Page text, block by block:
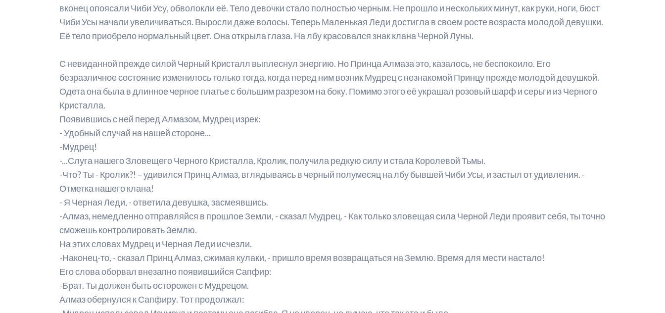
вконец опоясали Чиби Усу, обволокли её. Тело девочки стало полностью черным. Не прошло и нескольких минут, как руки, ноги, бюст
Чиби Усы начали увеличиваться. Выросли даже волосы. Теперь Маленькая Леди достигла в своем росте возраста молодой девушки.
Её тело приобрело нормальный цвет. Она открыла глаза. На лбу красовался знак клана Черной Луны.
С невиданной прежде силой Черный Кристалл выплеснул энергию. Но Принца Алмаза это, казалось, не беспокоило. Его
безразличное состояние изменилось только тогда, когда перед ним возник Мудрец с незнакомой Принцу прежде молодой девушкой.
Одета она была в длинное черное платье с большим разрезом на боку. Помимо этого её украшал розовый шарф и серьги из Черного
Кристалла.
Появившись с ней перед Алмазом, Мудрец изрек:
- Удобный случай на нашей стороне...
-Мудрец!
-...Слуга нашего Зловещего Черного Кристалла, Кролик, получила редкую силу и стала Королевой Тьмы.
-Что? Ты - Кролик?! – удивился Принц Алмаз, вглядываясь в черный полумесяц на лбу бывшей Чиби Усы, и застыл от удивления. -
Отметка нашего клана!
- Я Черная Леди, - ответила девушка, засмеявшись.
-Алмаз, немедленно отправляйся в прошлое Земли, - сказал Мудрец. - Как только зловещая сила Черной Леди проявит себя, ты точно
сможешь контролировать Землю.
На этих словах Мудрец и Черная Леди исчезли.
-Наконец-то, - сказал Принц Алмаз, сжимая кулаки, - пришло время возвращаться на Землю. Время для мести настало!
Его слова оборвал внезапно появившийся Сапфир:
-Брат. Ты должен быть осторожен с Мудрецом.
Алмаз обернулся к Сапфиру. Тот продолжал: